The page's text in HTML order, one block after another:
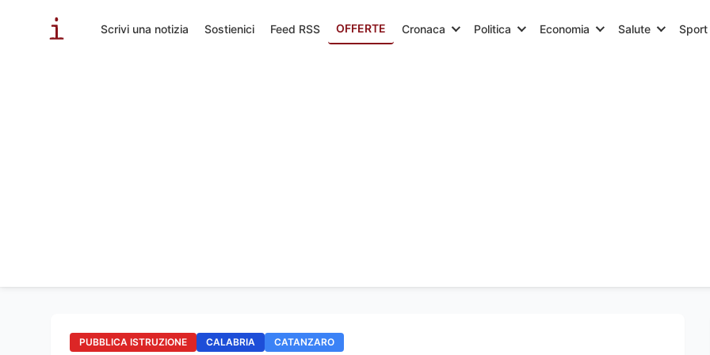
Scrivi una notizia Sostienici Feed RSS OFFERTE Cronaca Politica Economia Salute Sport
PUBBLICA ISTRUZIONE CALABRIA CATANZARO